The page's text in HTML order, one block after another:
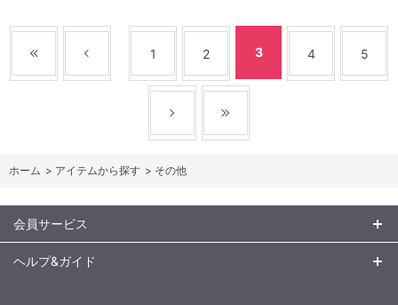
1 2 3 4 5
ホーム > アイテムから探す > その他
会員サービス
ヘルプ&ガイド